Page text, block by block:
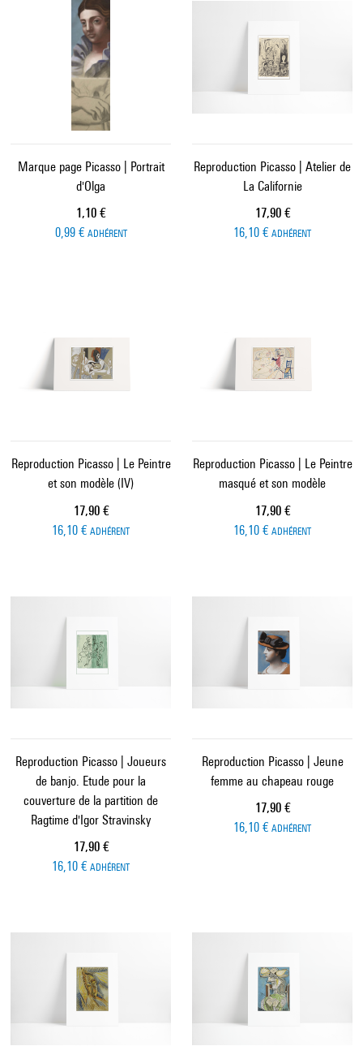
Marque page Picasso | Portrait
d'Olga
Prix ​​actuel
1,10 €
0,99 € ADHÉRENT
Reproduction Picasso | Atelier de
La Californie
Prix ​​actuel
17,90 €
16,10 € ADHÉRENT
Reproduction Picasso | Le Peintre
et son modèle (IV)
Prix ​​actuel
17,90 €
16,10 € ADHÉRENT
Reproduction Picasso | Le Peintre
masqué et son modèle
Prix ​​actuel
17,90 €
16,10 € ADHÉRENT
Reproduction Picasso | Joueurs
de banjo. Etude pour la
couverture de la partition de
Ragtime d'Igor Stravinsky
Prix ​​actuel
17,90 €
16,10 € ADHÉRENT
Reproduction Picasso | Jeune
femme au chapeau rouge
Prix ​​actuel
17,90 €
16,10 € ADHÉRENT